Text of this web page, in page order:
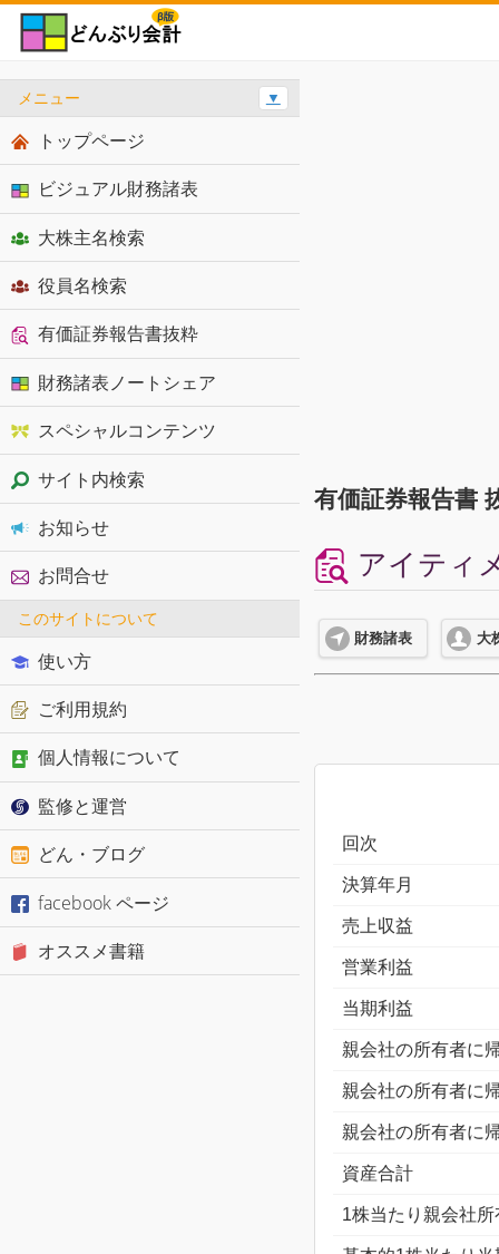
有価証券報告書
アイティ
財務諸表 大
回次
決算年月
売上収益
営業利益
当期利益
親会社の所有者に
親会社の所有者に
親会社の所有者に
資産合計
1株当たり親会社
メニュー ▼
トップページ
ビジュアル財務諸表
大株主名検索
役員名検索
有価証券報告書抜粋
財務諸表ノートシェア
スペシャルコンテンツ
サイト内検索
お知らせ
お問合せ
このサイトについて
使い方
ご利用規約
個人情報について
監修と運営
どん・ブログ
facebook ページ
オススメ書籍